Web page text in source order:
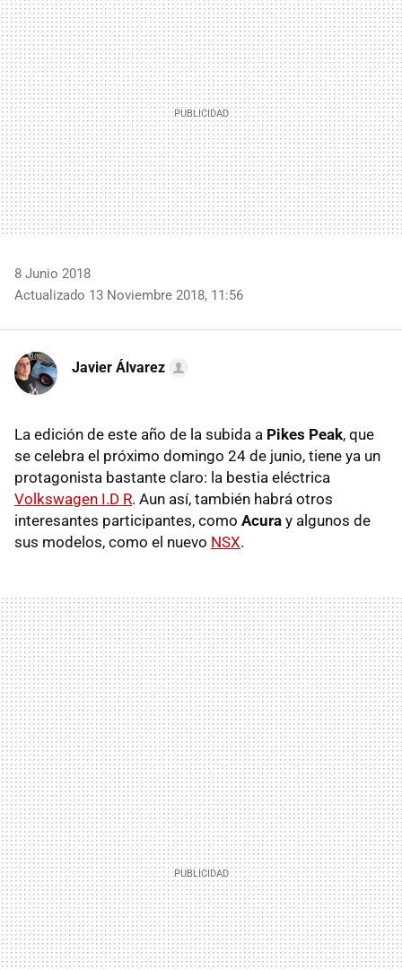
MAIL
8 Junio 2018
Actualizado 13 Noviembre 2018, 11:56
Javier Álvarez
La edición de este año de la subida a Pikes Peak, que
se celebra el próximo domingo 24 de junio, tiene ya un
protagonista bastante claro: la bestia eléctrica
Volkswagen I.D R. Aun así, también habrá otros
interesantes participantes, como Acura y algunos de
sus modelos, como el nuevo NSX.